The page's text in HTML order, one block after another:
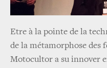
Etre à la pointe de la
de la métamorphose des
Motocultor a su innover